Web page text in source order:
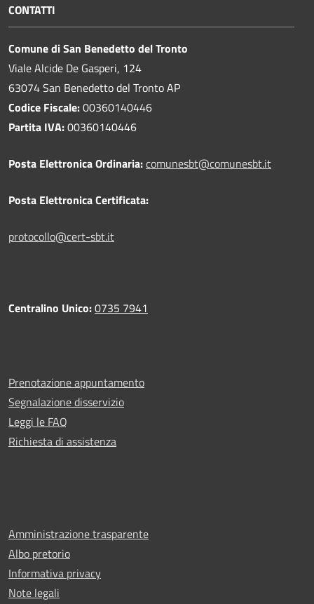
CONTATTI
Comune di San Benedetto del Tronto
Viale Alcide De Gasperi, 124
63074 San Benedetto del Tronto AP
Codice Fiscale:00360140446
Partita IVA:00360140446
Posta Elettronica Ordinaria:comunesbt@comunesbt.it
Posta Elettronica Certificata:
protocollo@cert-sbt.it
Centralino Unico:0735 7941
Prenotazione appuntamento
Segnalazione disservizio
Leggi le FAQ
Richiesta di assistenza
Amministrazione trasparente
Albo pretorio
Informativa privacy
Note legali